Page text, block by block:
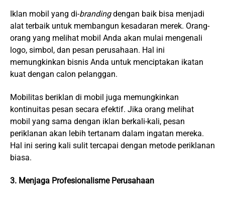
Iklan mobil yang di-brandingdengan baik bisa menjadi
alat terbaik untuk membangun kesadaran merek. Orang-
orang yang melihat mobil Anda akan mulai mengenali
logo, simbol, dan pesan perusahaan. Hal ini
memungkinkan bisnis Anda untuk menciptakan ikatan
kuat dengan calon pelanggan.
Mobilitas beriklan di mobil juga memungkinkan
kontinuitas pesan secara efektif. Jika orang melihat
mobil yang sama dengan iklan berkali-kali, pesan
periklanan akan lebih tertanam dalam ingatan mereka.
Hal ini sering kali sulit tercapai dengan metode periklanan
biasa.
3. Menjaga Profesionalisme Perusahaan